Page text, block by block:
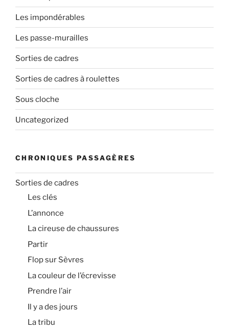
Les impondérables
Les passe-murailles
Sorties de cadres
Sorties de cadres à roulettes
Sous cloche
Uncategorized
CHRONIQUES PASSAGÈRES
Sorties de cadres
Les clés
L’annonce
La cireuse de chaussures
Partir
Flop sur Sèvres
La couleur de l’écrevisse
Prendre l’air
Il y a des jours
La tribu